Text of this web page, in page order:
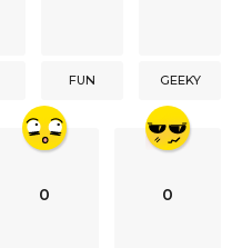
FUN GEEKY
0 0